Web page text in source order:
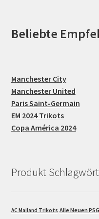
Beliebte
Manchester City
Manchester United
Paris Saint-Germain
EM 2024 Trikots
Copa América 2024
Produkt
AC Mailand Trikots Alle Neuen